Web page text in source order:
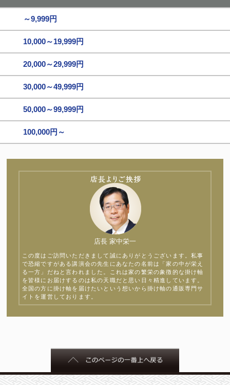
～9,999円
10,000～19,999円
20,000～29,999円
30,000～49,999円
50,000～99,999円
100,000円～
店長 家中栄一
この度はご訪問いただきまして誠にありがとうございます。私事
で恐縮ですがある講演会の先生にあなたの名前は「家の中が栄え
る一方」だねと言われました。これは家の繁栄の象徴的な掛け軸
を皆様にお届けするのは私の天職だと思い日々精進しています。
全国の方に掛け軸を届けたいという想いから掛け軸の通販専門サ
イトを運営しております。